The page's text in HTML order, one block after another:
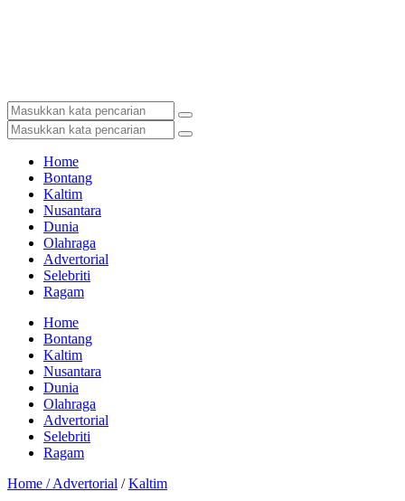
Home
Bontang
Kaltim
Nusantara
Dunia
Olahraga
Advertorial
Selebriti
Ragam
Home
Bontang
Kaltim
Nusantara
Dunia
Olahraga
Advertorial
Selebriti
Ragam
Home /Advertorial /Kaltim